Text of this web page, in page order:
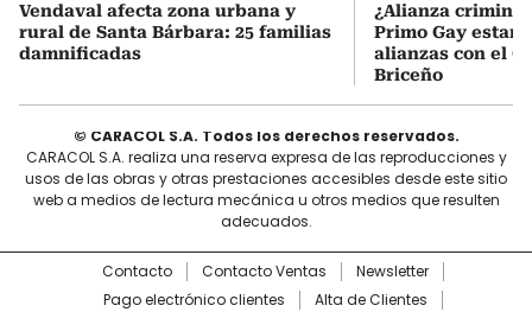
Vendaval afecta zona urbana y
rural de Santa Bárbara: 25 familias
damnificadas
¿Alianza criminal
Primo Gay
alianzas con el
Briceño
© CARACOL S.A. Todos los derechos reservados.
CARACOL S.A. realiza una reserva expresa de las reproducciones y
usos de las obras y otras prestaciones accesibles desde este sitio
web a medios de lectura mecánica u otros medios que resulten
adecuados.
Contacto Contacto Ventas
Newsletter
Pago electrónico clientes
Alta de Clientes